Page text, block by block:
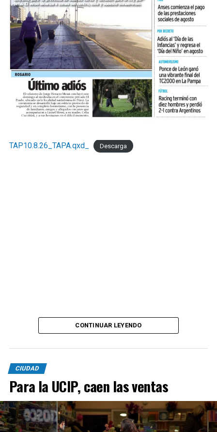
TAP10.8.26_TAPA.qxd_ Descarga
CONTINUAR LEYENDO
CIUDAD
Para la UCIP, caen las ventas